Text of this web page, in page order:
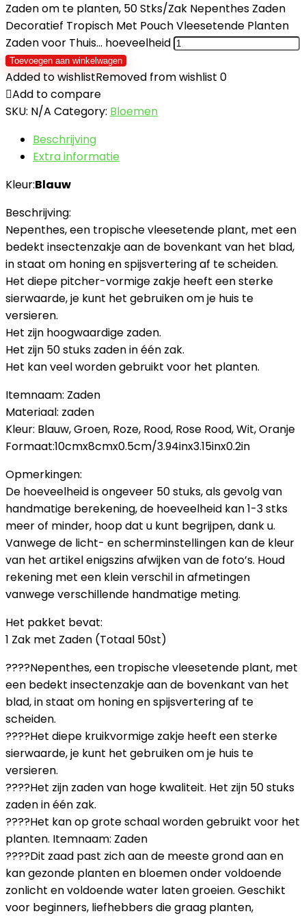
Zaden om te planten, 50 Stks/Zak Nepenthes Zaden
Decoratief Tropisch Met Pouch Vleesetende Planten
Zaden voor Thuis… hoeveelheid
Toevoegen aan winkelwagen
Added to wishlistRemoved from wishlist 0
Add to compare
SKU: N/A Category: Bloemen
Beschrijving
Extra informatie
Kleur:Blauw
Beschrijving:
Nepenthes, een tropische vleesetende plant, met een
bedekt insectenzakje aan de bovenkant van het blad,
in staat om honing en spijsvertering af te scheiden.
Het diepe pitcher-vormige zakje heeft een sterke
sierwaarde, je kunt het gebruiken om je huis te
versieren.
Het zijn hoogwaardige zaden.
Het zijn 50 stuks zaden in één zak.
Het kan veel worden gebruikt voor het planten.
Itemnaam: Zaden
Materiaal: zaden
Kleur: Blauw, Groen, Roze, Rood, Rose Rood, Wit, Oranje
Formaat:10cmx8cmx0.5cm/3.94inx3.15inx0.2in
Opmerkingen:
De hoeveelheid is ongeveer 50 stuks, als gevolg van
handmatige berekening, de hoeveelheid kan 1-3 stks
meer of minder, hoop dat u kunt begrijpen, dank u.
Vanwege de licht- en scherminstellingen kan de kleur
van het artikel enigszins afwijken van de foto’s. Houd
rekening met een klein verschil in afmetingen
vanwege verschillende handmatige meting.
Het pakket bevat:
1 Zak met Zaden (Totaal 50st)
????Nepenthes, een tropische vleesetende plant, met
een bedekt insectenzakje aan de bovenkant van het
blad, in staat om honing en spijsvertering af te
scheiden.
????Het diepe kruikvormige zakje heeft een sterke
sierwaarde, je kunt het gebruiken om je huis te
versieren.
????Het zijn zaden van hoge kwaliteit. Het zijn 50 stuks
zaden in één zak.
????Het kan op grote schaal worden gebruikt voor het
planten. Itemnaam: Zaden
????Dit zaad past zich aan de meeste grond aan en
kan gezonde planten en bloemen onder voldoende
zonlicht en voldoende water laten groeien. Geschikt
voor beginners, liefhebbers die graag planten,